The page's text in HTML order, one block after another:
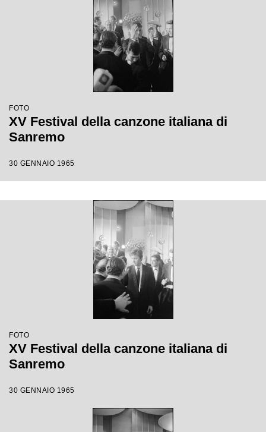
FOTO
XV Festival della canzone italiana di
Sanremo
30 GENNAIO 1965
FOTO
XV Festival della canzone italiana di
Sanremo
30 GENNAIO 1965